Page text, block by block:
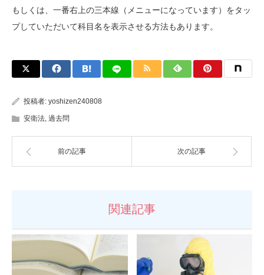
もしくは、一番右上の三本線（メニューになっています）をタッ
プしていただいて科目名を表示させる方法もあります。
投稿者: yoshizen240808
安衛法, 過去問
前の記事 次の記事
関連記事